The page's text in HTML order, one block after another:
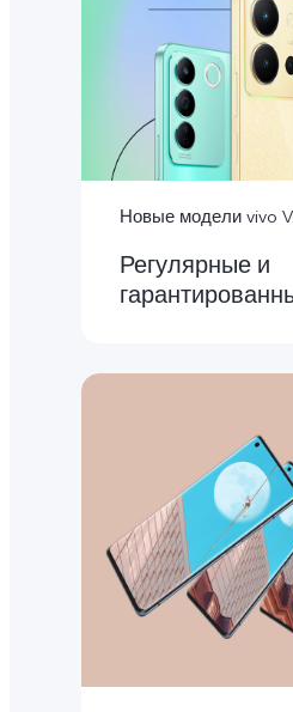
Новые модели vivo
Регулярные и